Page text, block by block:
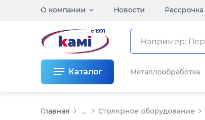
О компании Новости Рассрочка
Каталог Металлообработка
Главная ... Столярное оборудование